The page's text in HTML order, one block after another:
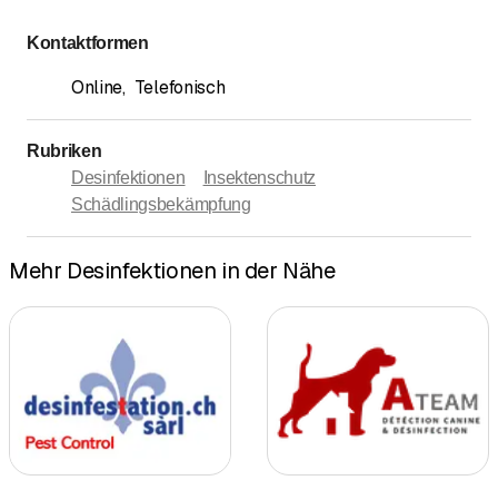
Kontaktformen
Online, Telefonisch
Rubriken
Desinfektionen
Insektenschutz
Schädlingsbekämpfung
Mehr Desinfektionen in der Nähe